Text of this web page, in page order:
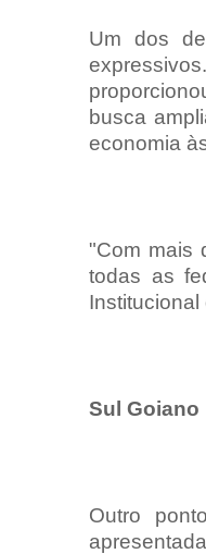
Um dos
busca
economia
"Com mais
todas as
Sul Goiano
Outro